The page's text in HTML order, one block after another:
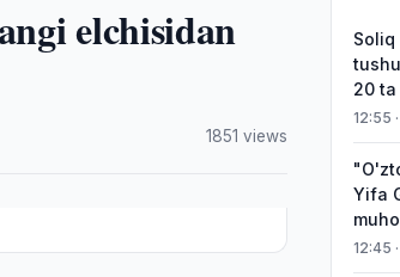
elchisidan
1851 views
20
12:55
Yifa
12:45